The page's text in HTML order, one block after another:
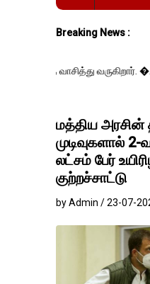
Breaking News :
வருகிறார். �.
மத்திய
முடிவுகளால்
லட்சம் பேர்
குற்றச்சாட்டு
by Admin / 23-07-